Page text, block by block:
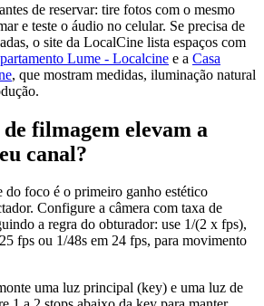
de reservar: tire fotos com o mesmo
e teste o áudio no celular. Se precisa de
o site da LocalCine lista espaços com
Lume - Localcine e a Casa
, que mostram medidas, iluminação natural
filmagem elevam a
canal?
do foco é o primeiro ganho estético
Configure a câmera com taxa de
a regra do obturador: use 1/(2 x fps),
fps ou 1/48s em 24 fps, para movimento
uma luz principal (key) e uma luz de